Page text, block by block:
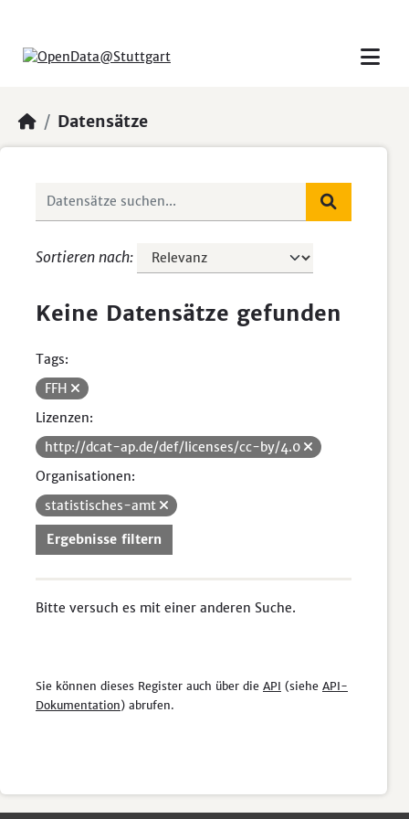
Datensätze
Sortieren nach
Keine Datensätze gefunden
Tags:
FFH
Lizenzen:
http://dcat-ap.de/def/licenses/cc-by/4.0
Organisationen:
statistisches-amt
Ergebnisse filtern
Bitte versuch es mit einer anderen Suche.
Sie können dieses Register auch über die API (siehe API-
Dokumentation) abrufen.